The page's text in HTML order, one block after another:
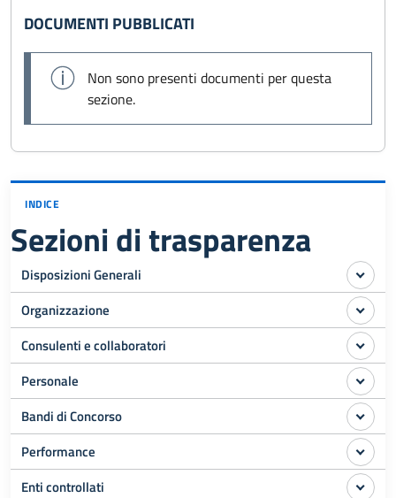
DOCUMENTI PUBBLICATI
Non sono presenti documenti per questa
sezione.
INDICE
Sezioni di trasparenza
Disposizioni Generali
Organizzazione
Consulenti e collaboratori
Personale
Bandi di Concorso
Performance
Enti controllati